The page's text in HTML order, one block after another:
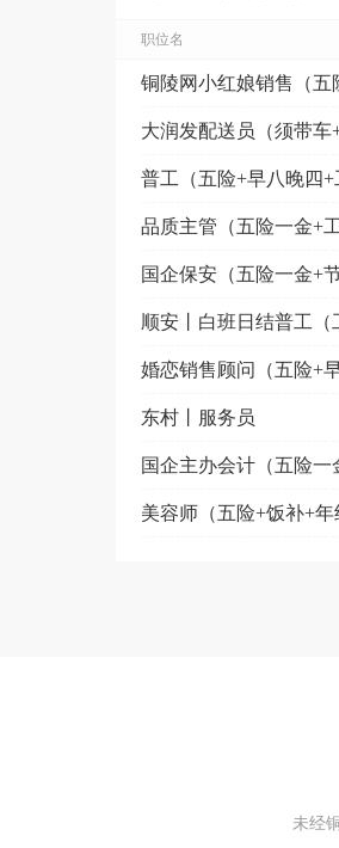
职位名
普工（五险+早八晚四+
顺安丨白班日结普工（
东村丨服务员
美容师（五险+饭补+年
未经